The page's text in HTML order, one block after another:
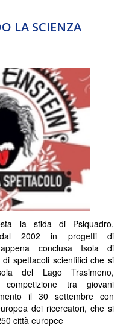
LA SCIENZA
la sfida di Psiquadro,
dal 2002 in progetti di
conclusa Isola di
spettacoli scientifici che si
del Lago Trasimeno,
tra giovani
il 30 settembre con
dei ricercatori, che si
città europee